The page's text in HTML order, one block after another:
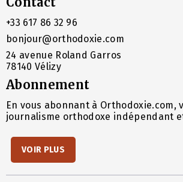
+33 617 86 32 96
bonjour@orthodoxie.com
24 avenue Roland Garros
78140 Vélizy
Abonnement
En vous abonnant à Orthodoxie.com,
journalisme orthodoxe indépendant
VOIR PLUS